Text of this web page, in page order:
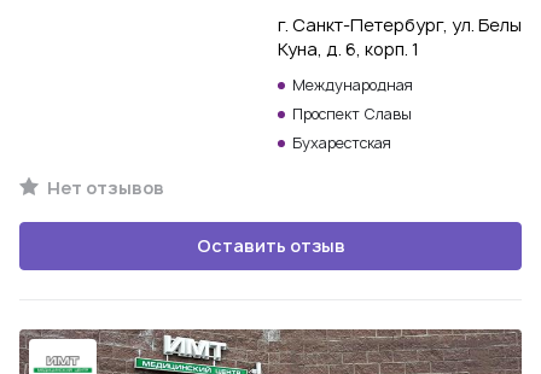
г. Санкт-Петербург, ул. Белы
Куна, д. 6, корп. 1
Международная
Проспект Славы
Бухарестская
Нет отзывов
Оставить отзыв